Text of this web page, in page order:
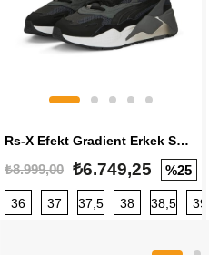
Rs-X Efekt Gradient Erkek Sneaker
₺8.999,00 ₺6.749,25 %25
36 37 37,5 38 38,5 39